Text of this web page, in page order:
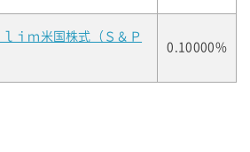
ｉｍ米国株式（Ｓ＆Ｐ
0.10000%